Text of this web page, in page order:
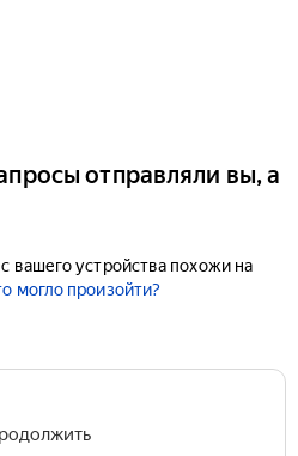
отправляли вы, а
вашего устройства похожи на
могло произойти?